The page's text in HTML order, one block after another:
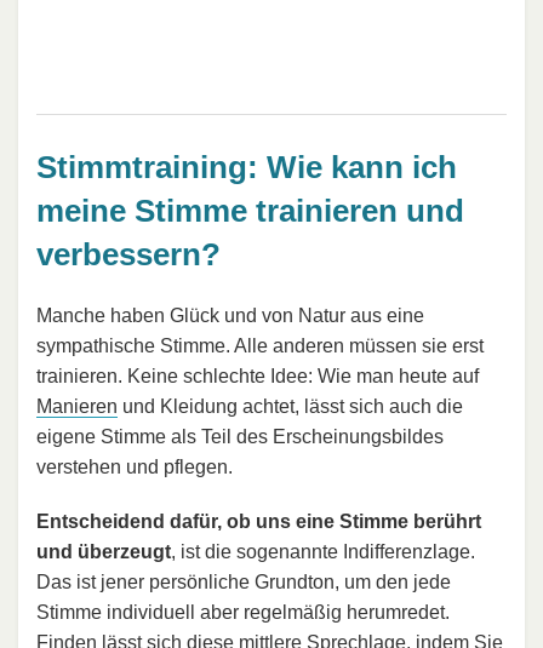
Stimmtraining: Wie kann ich
meine Stimme trainieren und
verbessern?
Manche haben Glück und von Natur aus eine
sympathische Stimme. Alle anderen müssen sie erst
trainieren. Keine schlechte Idee: Wie man heute auf
Manieren und Kleidung achtet, lässt sich auch die
eigene Stimme als Teil des Erscheinungsbildes
verstehen und pflegen.
Entscheidend dafür, ob uns eine Stimme berührt
und überzeugt, ist die sogenannte Indifferenzlage.
Das ist jener persönliche Grundton, um den jede
Stimme individuell aber regelmäßig herumredet.
Finden lässt sich diese mittlere Sprechlage, indem Sie